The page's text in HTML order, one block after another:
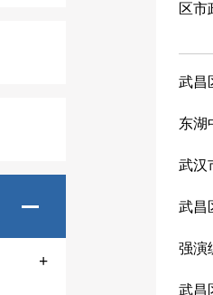
+
区市
武昌
东湖
武汉
武昌
强演
武昌